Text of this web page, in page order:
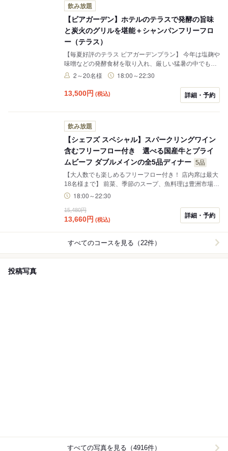
飲み放題
【ビアガーデン】ホテルのテラスで発酵の旨味
と炭火のグリルを堪能＋シャンパンフリーフロ
ー（テラス）
【毎夏好評のテラス ビアガーデンプラン】 今年は塩麹や
味噌などの発酵食材を取り入れ、厳しい猛暑の中でも腸
内環境を整え、夏バテ予防も期待できるメニューをご用
と発酵の旨味が重なり、暑さの中でも食が進むダイナミ
ックなお料理を、フリーフローとともにぜひお楽しみく
2～20名様 18:00～22:30
13,500円 (税込) 詳細・予約
飲み放題
【シェフズ スペシャル】スパークリングワイン
含むフリーフロー付き 選べる国産牛とプライ
ムビーフ ダブルメインの全5品ディナー 5品
【大人数でも楽しめるフリーフロー付き！ 店内席は最大
18名様まで】 前菜、季節のスープ、魚料理は豊洲市場か
ら仕入れた鮮魚とメインディッシュにはオーク ドア自慢
をお好みで。デザートまでついたボリューム満点のディ
ナーコースをお楽しみください。 【フリーフロー】※お
ークリングワイン - スパークリングワインカクテル - ロ
ゼワイン - 白ワイン - 赤ワイン - ビール - クラシックカク
テル - モクテル - ソフトドリンク
18:00～22:30
15,480円
13,660円 (税込)
詳細・予約
すべてのコースを見る（22件）
投稿写真
すべての写真を見る（4916件）